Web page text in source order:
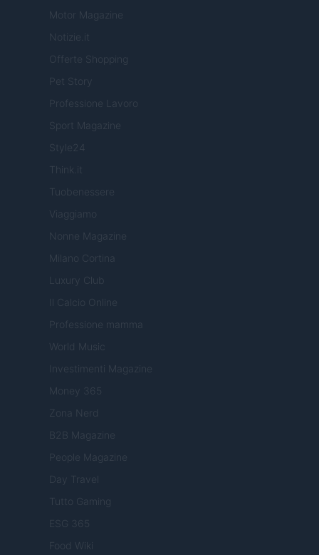
Motor Magazine
Notizie.it
Offerte Shopping
Pet Story
Professione Lavoro
Sport Magazine
Style24
Think.it
Tuobenessere
Viaggiamo
Nonne Magazine
Milano Cortina
Luxury Club
Il Calcio Online
Professione mamma
World Music
Investimenti Magazine
Money 365
Zona Nerd
B2B Magazine
People Magazine
Day Travel
Tutto Gaming
ESG 365
Food Wiki